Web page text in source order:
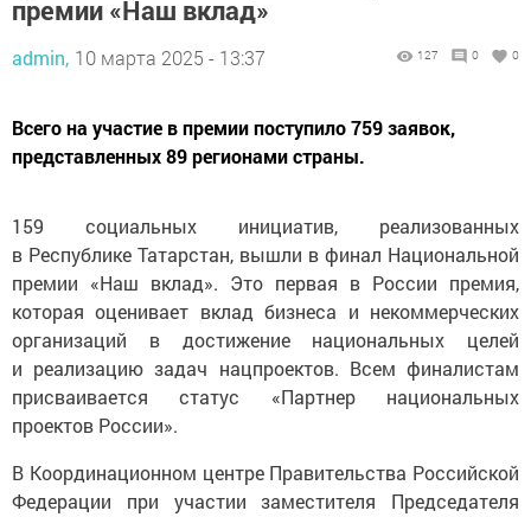
admin,
представленных 89 регионами страны.
в Республике Татарстан, вышли в финал Национальной
премии «Наш вклад». Это первая в России премия,
которая оценивает вклад бизнеса и некоммерческих
организаций в достижение национальных целей
и реализацию задач нацпроектов. Всем финалистам
присваивается статус «Партнер национальных
проектов России».
Федерации при участии заместителя Председателя
Правительства РФ Александра Новака, представителей